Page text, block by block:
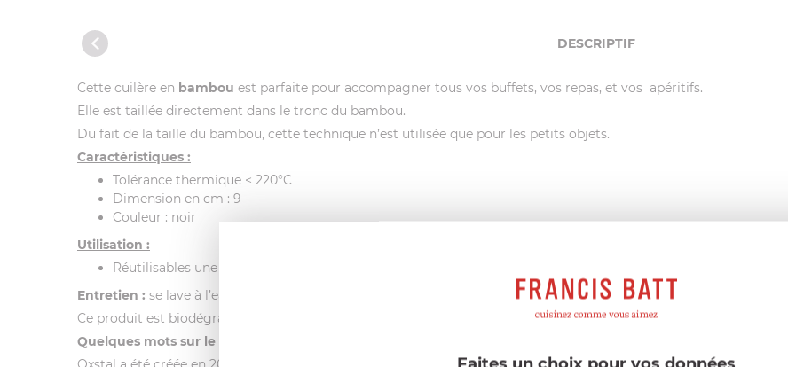
DESCRIPTIF
Cette cuilère en bambou est parfaite pour accompagner tous vos buffets, vos repas, et vos apéritifs.
Elle est taillée directement dans le tronc du bambou.
Du fait de la taille du bambou, cette technique n’est utilisée que pour les petits objets.
Caractéristiques :
Tolérance thermique < 220°C
Dimension en cm : 9
Couleur : noir
Utilisation :
Réutilisables une cinquantaine de fois
Entretien : se lave à l’eau chaude avec du liquide vaisselle, il convient également au lave-vaisselle
Ce produit est biodégradable.
Quelques mots sur le fournisseur :